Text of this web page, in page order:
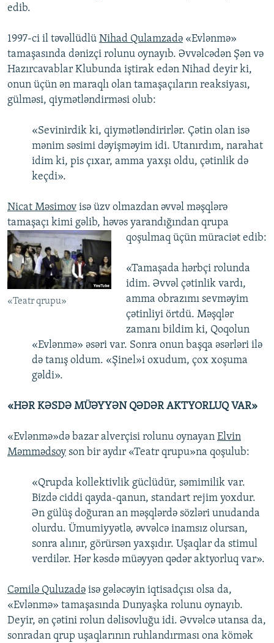
edib.
1997-ci il təvəllüdlü Nihad Qulamzadə «Evlənmə»
tamaşasında dənizçi rolunu oynayıb. Əvvəlcədən Şən və
Hazırcavablar Klubunda iştirak edən Nihad deyir ki,
onun üçün ən maraqlı olan tamaşaçıların reaksiyası,
gülməsi, qiymətləndirməsi olub:
«Sevinirdik ki, qiymətləndirirlər. Çətin olan isə
mənim səsimi dəyişməyim idi. Utanırdım, narahat
idim ki, pis çıxar, amma yaxşı oldu, çətinlik də
keçdi».
Nicat Məsimov isə üzv olmazdan əvvəl məşqlərə
tamaşaçı kimi gəlib, həvəs yarandığından qrupa
qoşulmaq üçün müraciət edib:
«Teatr qrupu»
«Tamaşada hərbçi rolunda
idim. Əvvəl çətinlik vardı,
amma obrazımı sevməyim
çətinliyi örtdü. Məşqlər
zamanı bildim ki, Qoqolun
«Evlənmə» əsəri var. Sonra onun başqa əsərləri ilə
də tanış oldum. «Şinel»i oxudum, çox xoşuma
gəldi».
«HƏR KƏSDƏ MÜƏYYƏN QƏDƏR AKTYORLUQ VAR»
«Evlənmə»də bazar alverçisi rolunu oynayan Elvin
Məmmədsoy son bir aydır «Teatr qrupu»na qoşulub:
«Qrupda kollektivlik güclüdür, səmimilik var.
Bizdə ciddi qayda-qanun, standart rejim yoxdur.
Ən gülüş doğuran an məşqlərdə sözləri unudanda
olurdu. Ümumiyyətlə, əvvəlcə inamsız olursan,
sonra alınır, görürsən yaxşıdır. Uşaqlar da stimul
verdilər. Hər kəsdə müəyyən qədər aktyorluq var».
Cəmilə Quluzadə isə gələcəyin iqtisadçısı olsa da,
«Evlənmə» tamaşasında Dunyaşka rolunu oynayıb.
Deyir, ən çətini rolun dəlisovluğu idi. Əvvəlcə utansa da,
sonradan qrup uşaqlarının ruhlandırması ona kömək